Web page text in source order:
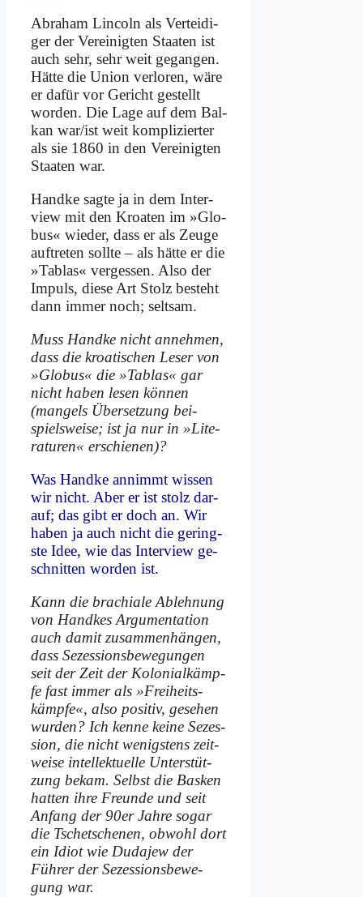
Abra­ham Lin­coln als Ver­tei­di­
ger der Ver­ei­nig­ten Staa­ten ist
auch sehr, sehr weit ge­gan­gen.
Hät­te die Uni­on ver­lo­ren, wä­re
er da­für vor Ge­richt ge­stellt
wor­den. Die La­ge auf dem Bal­
kan war/ist weit kom­pli­zier­ter
als sie 1860 in den Ver­ei­nig­ten
Staa­ten war.
Hand­ke sag­te ja in dem In­ter­
view mit den Kroa­ten im »Glo­
bus« wie­der, dass er als Zeu­ge
auf­tre­ten soll­te – als hät­te er die
»Tab­las« ver­ges­sen. Al­so der
Im­puls, die­se Art Stolz be­steht
dann im­mer noch; selt­sam.
Muss Hand­ke nicht an­neh­men,
dass die kroa­ti­schen Le­ser von
»Glo­bus« die »Tab­las« gar
nicht ha­ben le­sen kön­nen
(man­gels Über­set­zung bei­
spiels­wei­se; ist ja nur in »Li­te­
ra­tu­ren« er­schie­nen)?
Was Hand­ke an­nimmt wis­sen
wir nicht. Aber er ist stolz dar­
auf; das gibt er doch an. Wir
ha­ben ja auch nicht die ge­ring­
ste Idee, wie das In­ter­view ge­
schnit­ten wor­den ist.
Kann die bra­chia­le Ab­leh­nung
von Hand­kes Ar­gu­men­ta­ti­on
auch da­mit zu­sam­men­hän­gen,
dass Se­zes­si­ons­be­we­gun­gen
seit der Zeit der Ko­lo­ni­al­kämp­
fe fast im­mer als »Frei­heits­
kämp­fe«, al­so po­si­tiv, ge­se­hen
wur­den? Ich ken­ne kei­ne Se­zes­
si­on, die nicht we­nig­stens zeit­
wei­se in­tel­lek­tu­el­le Un­ter­stüt­
zung be­kam. Selbst die Bas­ken
hat­ten ih­re Freun­de und seit
An­fang der 90er Jah­re so­gar
die Tsche­tsche­nen, ob­wohl dort
ein Idi­ot wie Du­da­jew der
Füh­rer der Se­zes­si­ons­be­we­
gung war.